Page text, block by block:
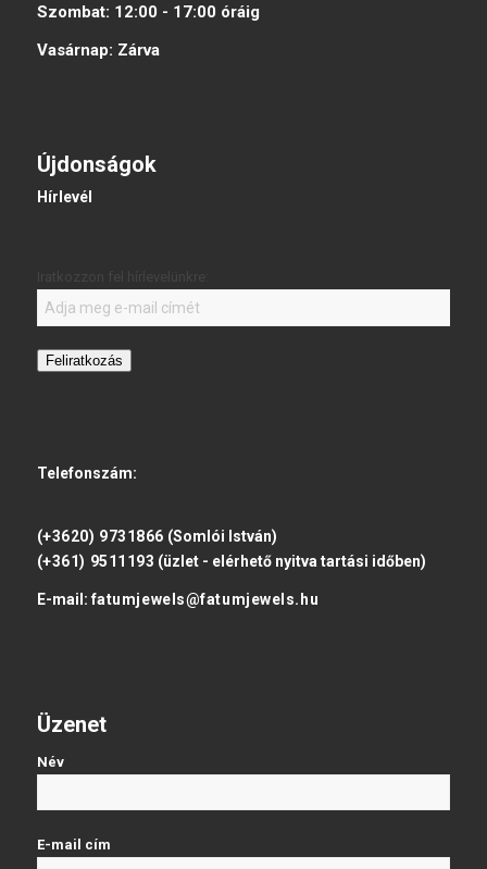
Szombat: 12:00 - 17:00 óráig
Vasárnap: Zárva
Újdonságok
Hírlevél
Feliratkozás
Telefonszám:
(+3620) 9731866 (Somlói István)
(+361) 9511193 (üzlet - elérhető nyitva tartási időben)
E-mail: fatumjewels@fatumjewels.hu
Üzenet
Név
E-mail cím